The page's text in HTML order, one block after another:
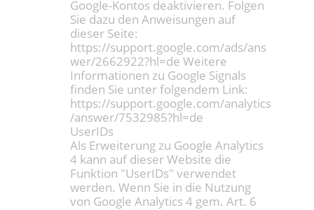
Google-Kontos deaktivieren. Folgen
Sie dazu den Anweisungen auf
dieser Seite:
https://support.google.com/ads/ans
wer/2662922?hl=de Weitere
Informationen zu Google Signals
finden Sie unter folgendem Link:
https://support.google.com/analytics
/answer/7532985?hl=de
UserIDs
Als Erweiterung zu Google Analytics
4 kann auf dieser Website die
Funktion "UserIDs" verwendet
werden. Wenn Sie in die Nutzung
von Google Analytics 4 gem. Art. 6